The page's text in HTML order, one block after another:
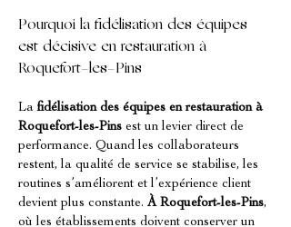
Pourquoi la fidélisation des équipes
est décisive en restauration à
Roquefort-les-Pins
La fidélisation des équipes en restauration à
Roquefort-les-Pins est un levier direct de
performance. Quand les collaborateurs
restent, la qualité de service se stabilise, les
routines s’améliorent et l’expérience client
devient plus constante. À Roquefort-les-Pins,
où les établissements doivent conserver un